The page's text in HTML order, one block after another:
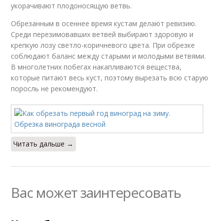
укорачивают плодоносящую ветвь.
Обрезанным в осеннее время кустам делают ревизию.
Среди перезимовавших ветвей выбирают здоровую и
крепкую лозу светло-коричневого цвета. При обрезке
соблюдают баланс между старыми и молодыми ветвями.
В многолетних побегах накапливаются вещества,
которые питают весь куст, поэтому вырезать всю старую
поросль не рекомендуют.
Читать дальше →
Вас может заинтересовать